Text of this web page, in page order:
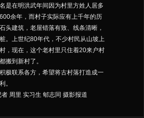
是在明洪武年间因为村里方姓人居多
余年，而村子实际应有上千年的历
头建筑，老屋错落有致、线条清晰，
。上世纪80年代，不少村民从山坡上
，现在，这个老村里只住着20来户村
搬到新村了。
极联系各方，希望将古村落打造成一
。
周里 实习生 郇志同 摄影报道